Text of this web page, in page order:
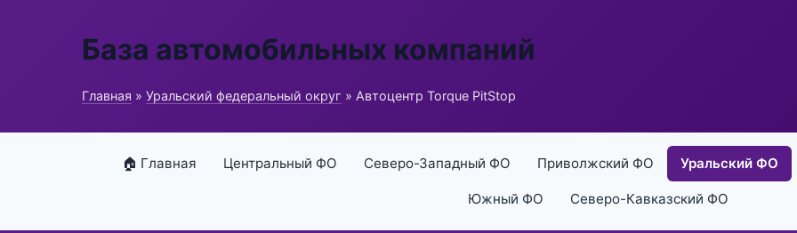
База автомобильных компаний
Главная » Уральский федеральный округ » Автоцентр Torque PitStop
🏠 Главная Центральный ФО Северо-Западный ФО Приволжский ФО Уральский ФО
Южный ФО Северо-Кавказский ФО